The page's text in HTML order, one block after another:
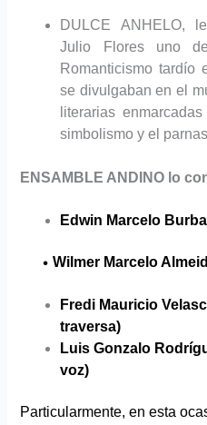
DULCE ANHELO,
Julio Flores uno
Romanticismo tardío
se divulgaban en el
literarias
simbolismo y el
ENSAMBLE ANDINO lo
Edwin Marcelo
•Wilmer Marcelo
Fredi Mauricio
traversa)
Luis Gonzalo
voz)
Particularmente, en esta